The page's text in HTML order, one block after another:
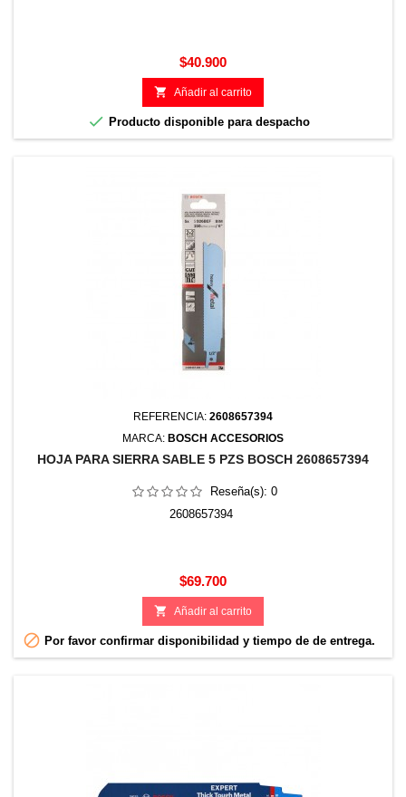
Precio
$40.900
 Añadir al carrito
 Producto disponible para despacho
REFERENCIA: 2608657394
MARCA: BOSCH ACCESORIOS
HOJA PARA SIERRA SABLE 5 PZS BOSCH 2608657394
Reseña(s): 0
2608657394
Precio
$69.700
 Añadir al carrito
 Por favor confirmar disponibilidad y tiempo de de entrega.